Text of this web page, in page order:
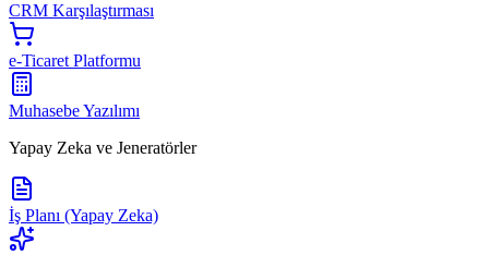
CRM Karşılaştırması
e-Ticaret Platformu
Muhasebe Yazılımı
Yapay Zeka ve Jeneratörler
İş Planı (Yapay Zeka)